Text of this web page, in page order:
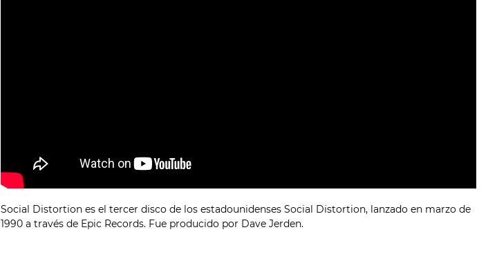
Social Distortion es el tercer disco de los estadounidenses Social Distortion, lanzado en marzo de
1990 a través de Epic Records. Fue producido por Dave Jerden.